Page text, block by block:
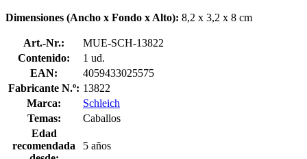
Dimensiones (Ancho x Fondo x Alto): 8,2 x 3,2 x 8 cm
Art.-Nr.:
MUE-SCH-13822
Contenido:
1 ud.
EAN:
4059433025575
Fabricante N.º: 13822
Marca:
Schleich
Temas:
Caballos
Edad
recomendada
5 años